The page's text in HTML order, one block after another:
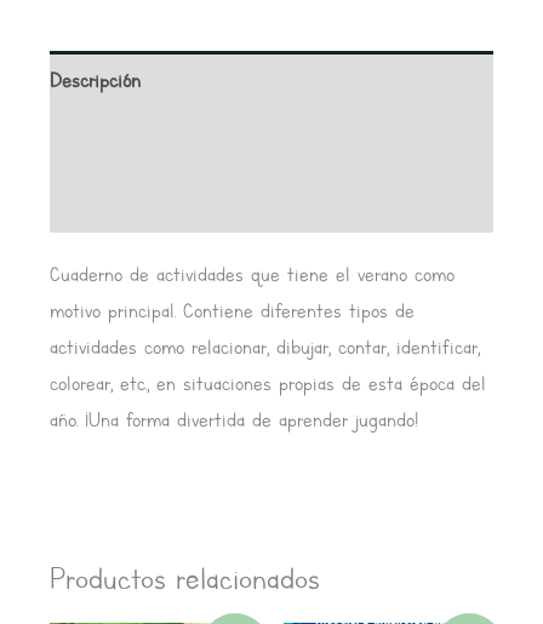
Descripción
Cuaderno de actividades que tiene el verano como
motivo principal. Contiene diferentes tipos de
actividades como relacionar, dibujar, contar, identificar,
colorear, etc., en situaciones propias de esta época del
año. ¡Una forma divertida de aprender jugando!
Productos relacionados